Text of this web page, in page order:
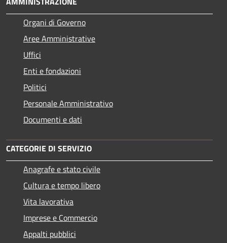
Organi di Governo
Aree Amministrative
Uffici
Enti e fondazioni
Politici
Personale Amministrativo
Documenti e dati
CATEGORIE DI SERVIZIO
Anagrafe e stato civile
Cultura e tempo libero
Vita lavorativa
Imprese e Commercio
Appalti pubblici